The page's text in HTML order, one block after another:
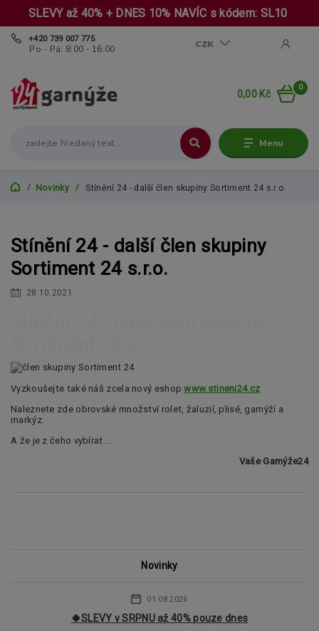
SLEVY až 40% + DNES 10% NAVÍC s kódem: SL10
Menu
CZK
+420 739 007 775
Po - Pá: 8:00 - 16:00
0
0,00 Kč
Novinky Stínění 24 - další člen skupiny Sortiment 24 s.r.o.
Novinky
01.08.2026
🍀SLEVY v SRPNU až 40% pouze dnes
Stínění 24 - další člen skupiny
Sortiment 24 s.r.o.
28.10.2021
Vyzkoušejte také náš zcela nový eshopwww.stineni24.cz
Naleznete zde obrovské množství rolet, žaluzií, plisé, garnýží a
markýz.
A že je z čeho vybírat....
Vaše Garnýže24